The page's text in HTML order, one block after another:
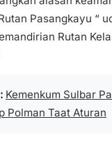
Pasangkayu “
Rutan
Kemenkum Sulbar
Polman Taat Aturan